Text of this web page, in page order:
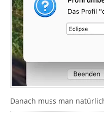
Danach muss man